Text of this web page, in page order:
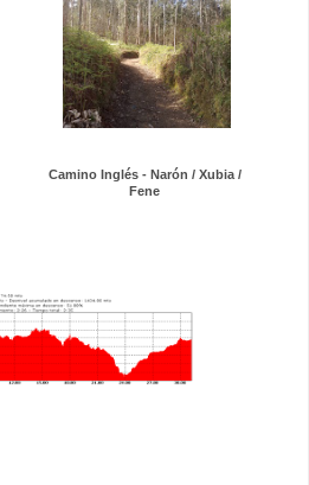
Camino Inglés - Narón / Xubia /
Fene